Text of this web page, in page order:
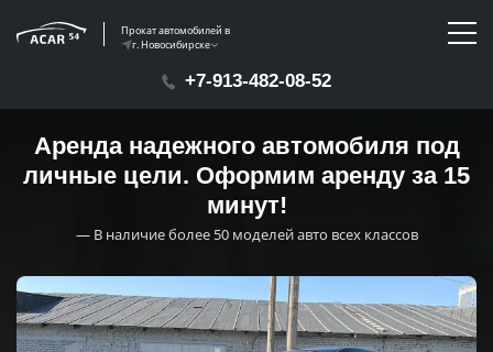
Прокат автомобилей в
г. Новосибирске
+7-913-482-08-52
Аренда надежного автомобиля под
личные цели. Оформим аренду за 15
минут!
— В наличие более 50 моделей авто всех классов